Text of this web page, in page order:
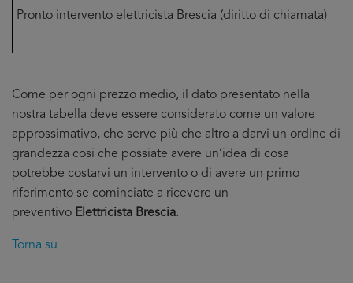
Pronto intervento elettricista Brescia (diritto di chiamata)
Come per ogni prezzo medio, il dato presentato nella
nostra tabella deve essere considerato come un valore
approssimativo, che serve più che altro a darvi un ordine di
grandezza cosi che possiate avere un’idea di cosa
potrebbe costarvi un intervento o di avere un primo
riferimento se cominciate a ricevere un
preventivo Elettricista Brescia.
Torna su